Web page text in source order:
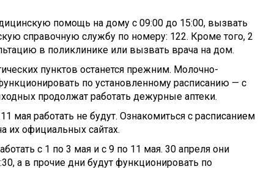
помощь на дому с 09:00 до 15:00, вызвать
справочную службу по номеру: 122. Кроме того, 2
в поликлинике или вызвать врача на дом.
пунктов останется прежним. Молочно-
по установленному расписанию — с
продолжат работать дежурные аптеки.
работать не будут. Ознакомиться с расписанием
их официальных сайтах.
с 1 по 3 мая и с 9 по 11 мая. 30 апреля они
а в прочие дни будут функционировать по